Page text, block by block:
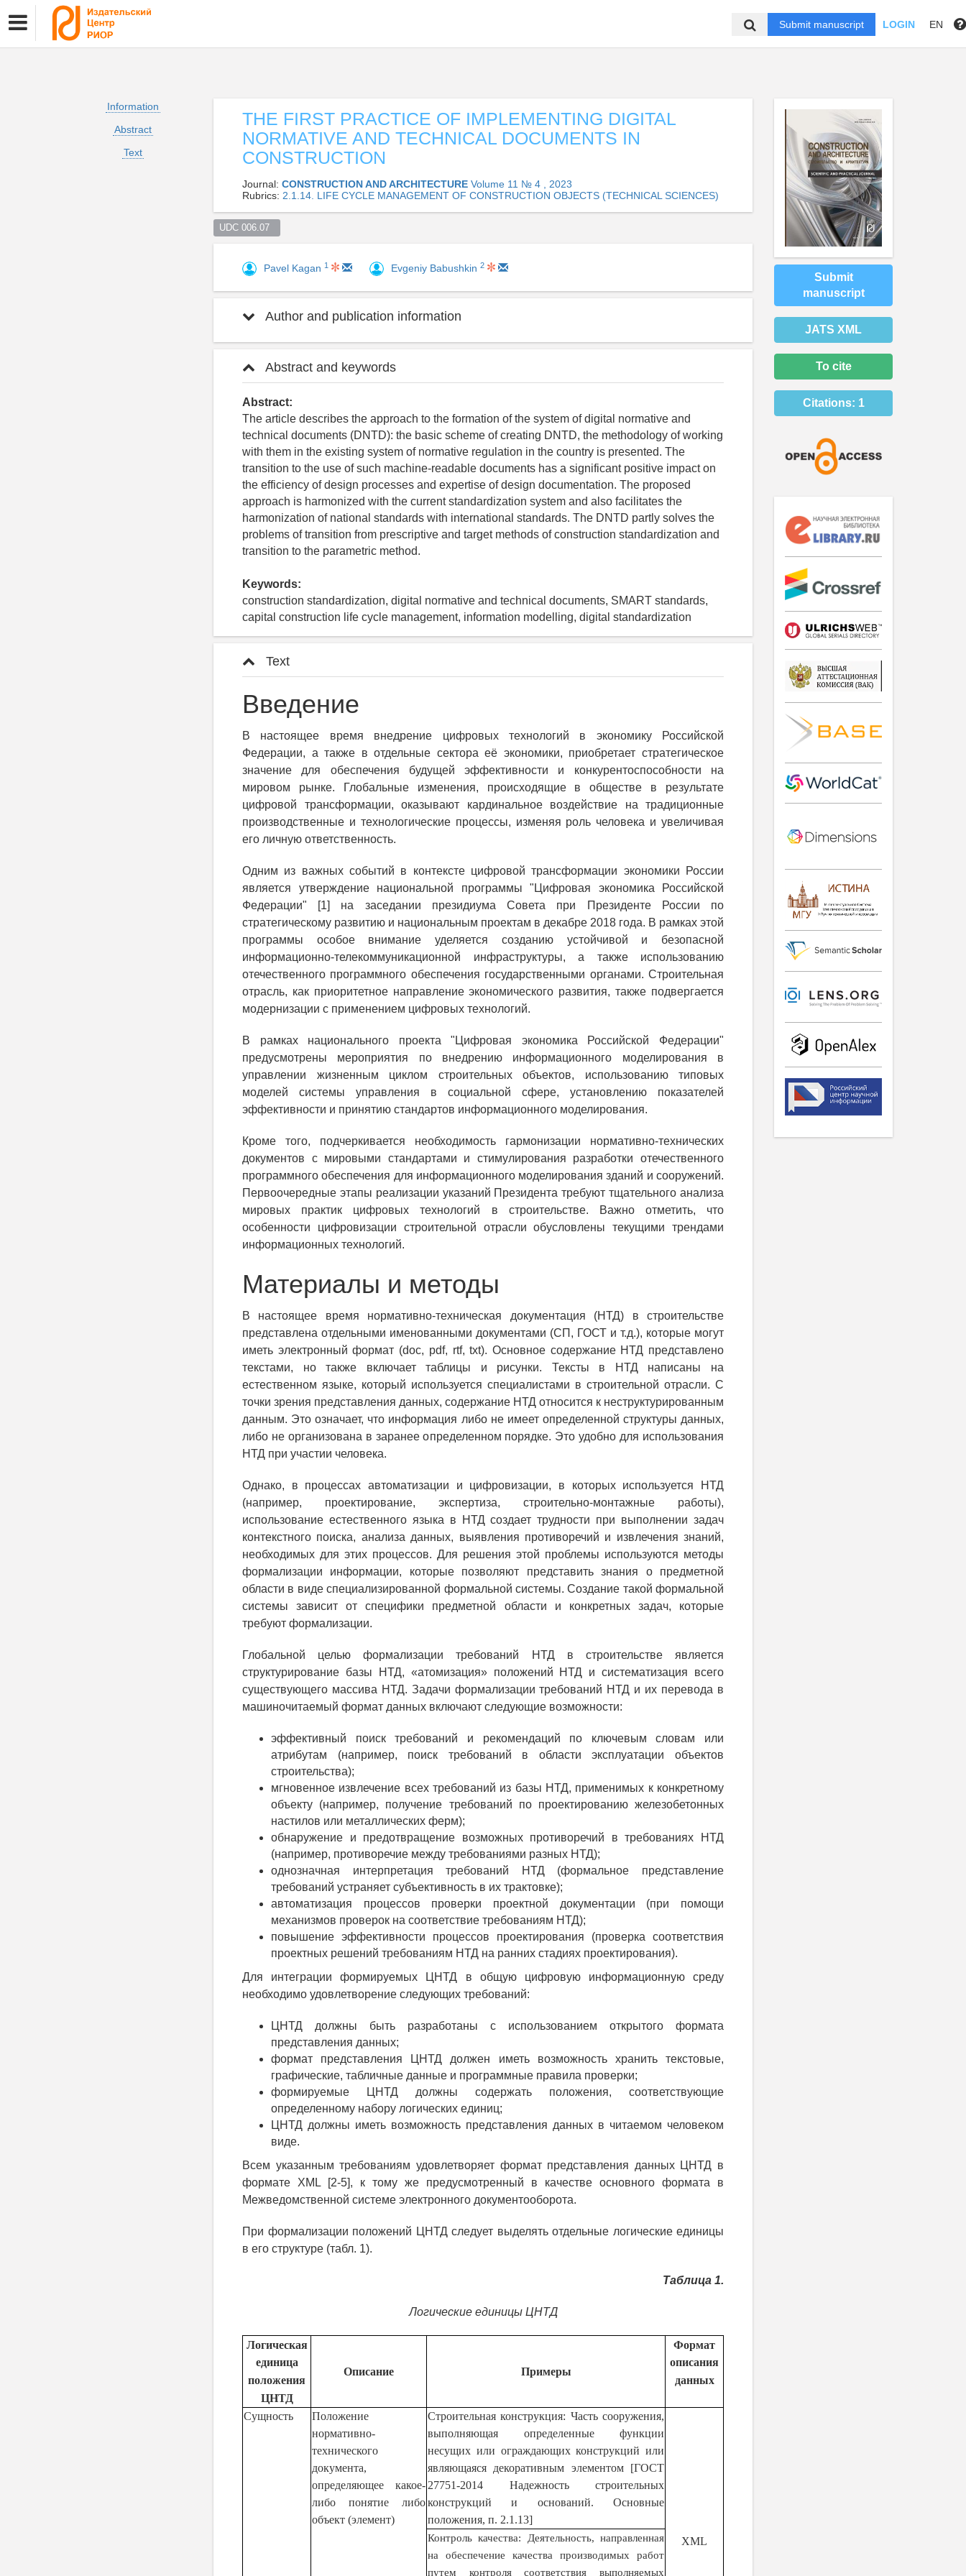
Submit manuscript LOGIN EN
Information
Abstract
Text
THE FIRST PRACTICE OF IMPLEMENTING DIGITAL
NORMATIVE AND TECHNICAL DOCUMENTS IN
CONSTRUCTION
Journal: CONSTRUCTION AND ARCHITECTURE Volume 11 № 4 , 2023
Rubrics: 2.1.14. LIFE CYCLE MANAGEMENT OF CONSTRUCTION OBJECTS (TECHNICAL SCIENCES)
UDC 006.07
Pavel Kagan 1 Evgeniy Babushkin 2
Author and publication information
Abstract and keywords
Abstract:
The article describes the approach to the formation of the system of digital normative and
technical documents (DNTD): the basic scheme of creating DNTD, the methodology of working
with them in the existing system of normative regulation in the country is presented. The
transition to the use of such machine-readable documents has a significant positive impact on
the efficiency of design processes and expertise of design documentation. The proposed
approach is harmonized with the current standardization system and also facilitates the
harmonization of national standards with international standards. The DNTD partly solves the
problems of transition from prescriptive and target methods of construction standardization and
transition to the parametric method.
Keywords:
construction standardization, digital normative and technical documents, SMART standards,
capital construction life cycle management, information modelling, digital standardization
Text
Введение
В настоящее время внедрение цифровых технологий в экономику Российской
Федерации, а также в отдельные сектора её экономики, приобретает стратегическое
значение для обеспечения будущей эффективности и конкурентоспособности на
мировом рынке. Глобальные изменения, происходящие в обществе в результате
цифровой трансформации, оказывают кардинальное воздействие на традиционные
производственные и технологические процессы, изменяя роль человека и увеличивая
его личную ответственность.
Одним из важных событий в контексте цифровой трансформации экономики России
является утверждение национальной программы "Цифровая экономика Российской
Федерации" [1] на заседании президиума Совета при Президенте России по
стратегическому развитию и национальным проектам в декабре 2018 года. В рамках этой
программы особое внимание уделяется созданию устойчивой и безопасной
информационно-телекоммуникационной инфраструктуры, а также использованию
отечественного программного обеспечения государственными органами. Строительная
отрасль, как приоритетное направление экономического развития, также подвергается
модернизации с применением цифровых технологий.
В рамках национального проекта "Цифровая экономика Российской Федерации"
предусмотрены мероприятия по внедрению информационного моделирования в
управлении жизненным циклом строительных объектов, использованию типовых
моделей системы управления в социальной сфере, установлению показателей
эффективности и принятию стандартов информационного моделирования.
Кроме того, подчеркивается необходимость гармонизации нормативно-технических
документов с мировыми стандартами и стимулирования разработки отечественного
программного обеспечения для информационного моделирования зданий и сооружений.
Первоочередные этапы реализации указаний Президента требуют тщательного анализа
мировых практик цифровых технологий в строительстве. Важно отметить, что
особенности цифровизации строительной отрасли обусловлены текущими трендами
информационных технологий.
Материалы и методы
В настоящее время нормативно-техническая документация (НТД) в строительстве
представлена отдельными именованными документами (СП, ГОСТ и т.д.), которые могут
иметь электронный формат (doc, pdf, rtf, txt). Основное содержание НТД представлено
текстами, но также включает таблицы и рисунки. Тексты в НТД написаны на
естественном языке, который используется специалистами в строительной отрасли. С
точки зрения представления данных, содержание НТД относится к неструктурированным
данным. Это означает, что информация либо не имеет определенной структуры данных,
либо не организована в заранее определенном порядке. Это удобно для использования
НТД при участии человека.
Однако, в процессах автоматизации и цифровизации, в которых используется НТД
(например, проектирование, экспертиза, строительно-монтажные работы),
использование естественного языка в НТД создает трудности при выполнении задач
контекстного поиска, анализа данных, выявления противоречий и извлечения знаний,
необходимых для этих процессов. Для решения этой проблемы используются методы
формализации информации, которые позволяют представить знания о предметной
области в виде специализированной формальной системы. Создание такой формальной
системы зависит от специфики предметной области и конкретных задач, которые
требуют формализации.
Глобальной целью формализации требований НТД в строительстве является
структурирование базы НТД, «атомизация» положений НТД и систематизация всего
существующего массива НТД. Задачи формализации требований НТД и их перевода в
машиночитаемый формат данных включают следующие возможности:
эффективный поиск требований и рекомендаций по ключевым словам или
атрибутам (например, поиск требований в области эксплуатации объектов
строительства);
мгновенное извлечение всех требований из базы НТД, применимых к конкретному
объекту (например, получение требований по проектированию железобетонных
настилов или металлических ферм);
обнаружение и предотвращение возможных противоречий в требованиях НТД
(например, противоречие между требованиями разных НТД);
однозначная интерпретация требований НТД (формальное представление
требований устраняет субъективность в их трактовке);
автоматизация процессов проверки проектной документации (при помощи
механизмов проверок на соответствие требованиям НТД);
повышение эффективности процессов проектирования (проверка соответствия
проектных решений требованиям НТД на ранних стадиях проектирования).
Для интеграции формируемых ЦНТД в общую цифровую информационную среду
необходимо удовлетворение следующих требований:
ЦНТД должны быть разработаны с использованием открытого формата
представления данных;
формат представления ЦНТД должен иметь возможность хранить текстовые,
графические, табличные данные и программные правила проверки;
формируемые ЦНТД должны содержать положения, соответствующие
определенному набору логических единиц;
ЦНТД должны иметь возможность представления данных в читаемом человеком
виде.
Всем указанным требованиям удовлетворяет формат представления данных ЦНТД в
формате XML [2-5], к тому же предусмотренный в качестве основного формата в
Межведомственной системе электронного документооборота.
При формализации положений ЦНТД следует выделять отдельные логические единицы
в его структуре (табл. 1).
Таблица 1.
Логические единицы ЦНТД
Логическая
единица
положения
ЦНТД
Описание Примеры
Формат
описания
данных
Сущность
Положение
нормативно-
технического
документа,
определяющее какое-
либо понятие либо
объект (элемент)
Строительная конструкция: Часть сооружения,
выполняющая определенные функции
несущих или ограждающих конструкций или
являющаяся декоративным элементом [ГОСТ
27751-2014 Надежность строительных
конструкций и оснований. Основные
положения, п. 2.1.13]
XML
Контроль качества: Деятельность, направленная
на обеспечение качества производимых работ
путем контроля соответствия выполняемых
Submit
manuscript
JATS XML
To cite
Citations: 1